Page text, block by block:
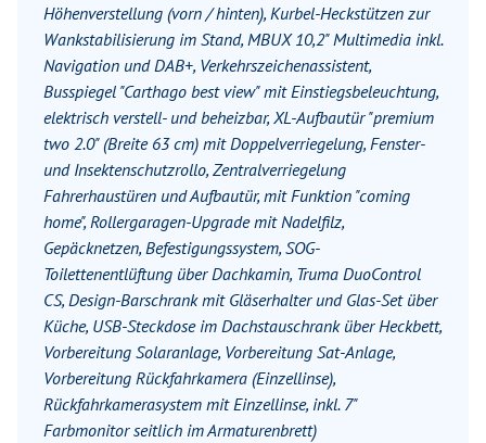
Höhenverstellung (vorn / hinten), Kurbel-Heckstützen zur
Wankstabilisierung im Stand, MBUX 10,2" Multimedia inkl.
Navigation und DAB+, Verkehrszeichenassistent,
Busspiegel "Carthago best view" mit Einstiegsbeleuchtung,
elektrisch verstell- und beheizbar, XL-Aufbautür "premium
two 2.0" (Breite 63 cm) mit Doppelverriegelung, Fenster-
und Insektenschutzrollo, Zentralverriegelung
Fahrerhaustüren und Aufbautür, mit Funktion "coming
home", Rollergaragen-Upgrade mit Nadelfilz,
Gepäcknetzen, Befestigungssystem, SOG-
Toilettenentlüftung über Dachkamin, Truma DuoControl
CS, Design-Barschrank mit Gläserhalter und Glas-Set über
Küche, USB-Steckdose im Dachstauschrank über Heckbett,
Vorbereitung Solaranlage, Vorbereitung Sat-Anlage,
Vorbereitung Rückfahrkamera (Einzellinse),
Rückfahrkamerasystem mit Einzellinse, inkl. 7"
Farbmonitor seitlich im Armaturenbrett)